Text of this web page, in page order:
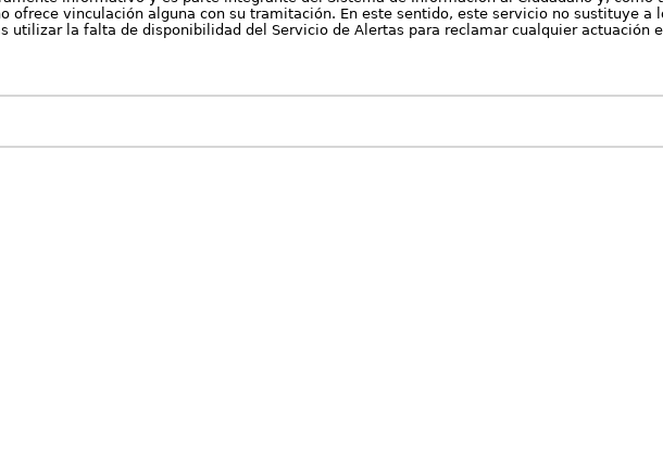
ofrece vinculación alguna con su tramitación. En este sentido, este servicio no sustituye a
utilizar la falta de disponibilidad del Servicio de Alertas para reclamar cualquier actuación